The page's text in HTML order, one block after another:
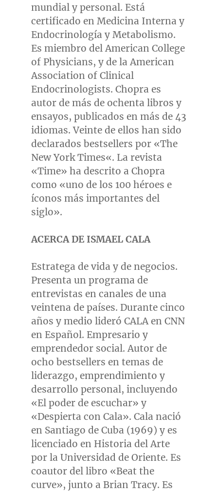
mundial y personal. Está
certificado en Medicina Interna y
Endocrinología y Metabolismo.
Es miembro del American College
of Physicians, y de la American
Association of Clinical
Endocrinologists. Chopra es
autor de más de ochenta libros y
ensayos, publicados en más de 43
idiomas. Veinte de ellos han sido
declarados bestsellers por «The
New York Times«. La revista
«Time» ha descrito a Chopra
como «uno de los 100 héroes e
íconos más importantes del
siglo».
ACERCA DE ISMAEL CALA
Estratega de vida y de negocios.
Presenta un programa de
entrevistas en canales de una
veintena de países. Durante cinco
años y medio lideró CALA en CNN
en Español. Empresario y
emprendedor social. Autor de
ocho bestsellers en temas de
liderazgo, emprendimiento y
desarrollo personal, incluyendo
«El poder de escuchar» y
«Despierta con Cala». Cala nació
en Santiago de Cuba (1969) y es
licenciado en Historia del Arte
por la Universidad de Oriente. Es
coautor del libro «Beat the
curve», junto a Brian Tracy. Es